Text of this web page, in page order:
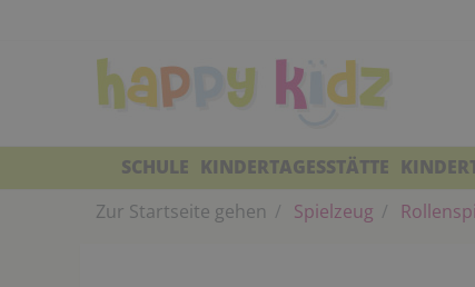
SCHULE KINDERTAGESSTÄTTE
Zur Startseite gehen
Spielzeug